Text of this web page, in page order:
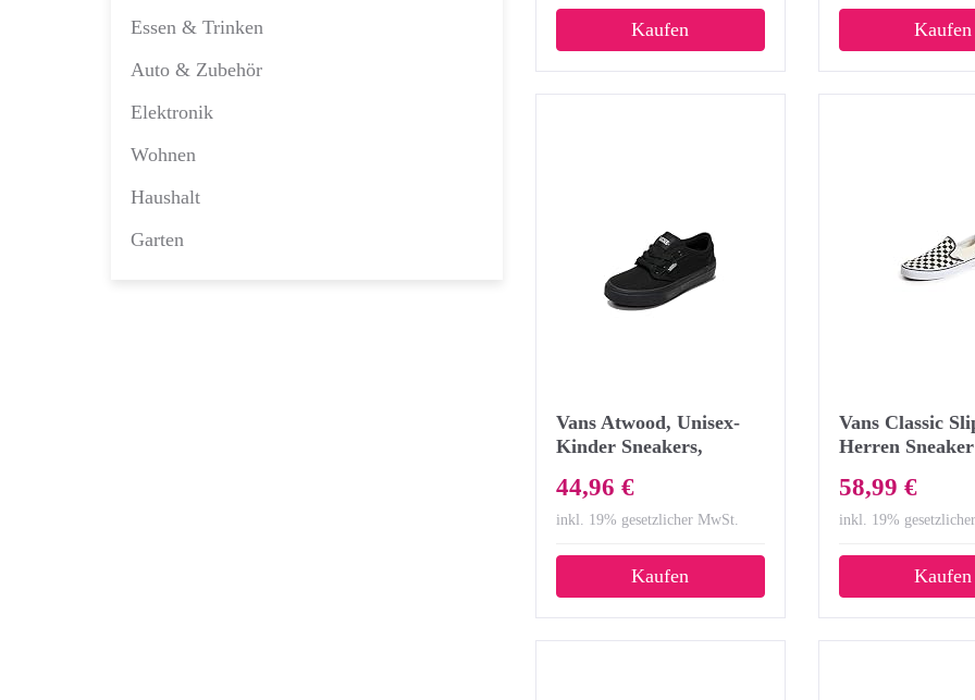
Kaufen Kaufen
Vans Atwood, Unisex-
Kinder Sneakers,
Black/186), 36 EU
44,96 €
inkl. 19% gesetzlicher MwSt.
Kaufen
Vans Classic
Herren Sneaker
58,99 €
inkl. 19%
Kaufen
Essen & Trinken
Auto & Zubehör
Elektronik
Wohnen
Haushalt
Garten